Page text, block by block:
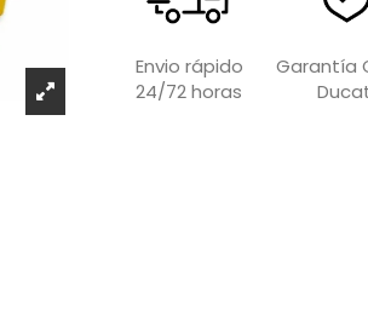
Envio rápido
24/72 horas
Garantía